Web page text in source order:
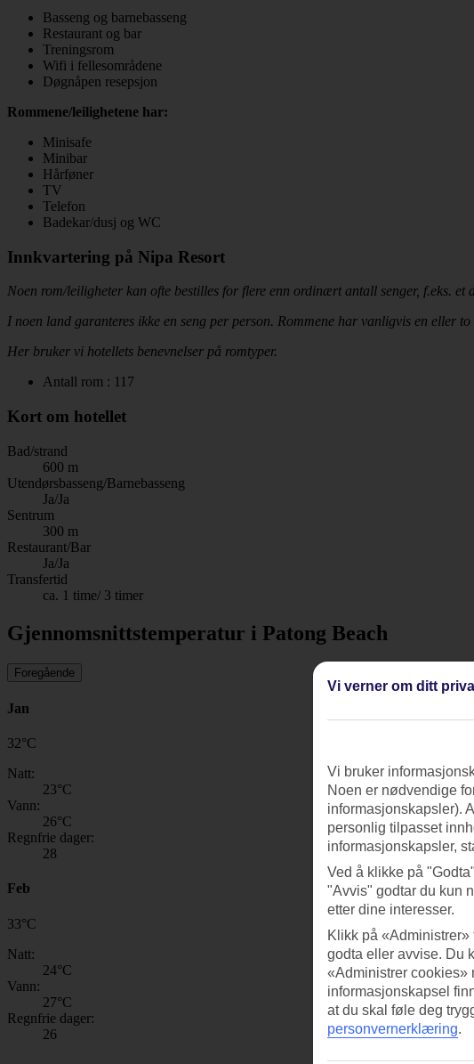
Basseng og barnebasseng
Restaurant og bar
Treningsrom
Wifi i fellesområdene
Døgnåpen resepsjon
Rommene/leilighetene har:
Minisafe
Minibar
Hårføner
TV
Telefon
Badekar/dusj og WC
Innkvartering på Nipa Resort
Noen rom/leiligheter kan ofte bestilles for flere enn ordinært antall senger, f.eks. et
I noen land garanteres ikke en seng per person. Rommene har vanligvis en eller
Her bruker vi hotellets benevnelser på romtyper.
Antall rom : 117
Kort om hotellet
Bad/strand
600 m
Utendørsbasseng/Barnebasseng
Ja/Ja
Sentrum
300 m
Restaurant/Bar
Ja/Ja
Transfertid
ca. 1 time/ 3 timer
Gjennomsnittstemperatur i Patong Beach
Foregående
Jan
32°C
Natt:
23°C
Vann:
26°C
Regnfrie dager:
28
Feb
33°C
Natt:
24°C
Vann:
27°C
Regnfrie dager:
26
Vi verner om ditt
Vi bruker
Noen er nødvendige
informasjonskapsler).
personlig tilpasset
informasjonskapsler,
Ved å klikke på
"Avvis" godtar du kun
etter dine interesser.
Klikk på
godta eller avvise. Du
«Administrer cookies»
informasjonskapsel
at du skal føle deg
personvernerklæring.